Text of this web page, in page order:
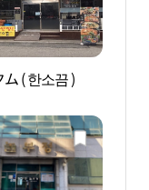
( 한소끔 )